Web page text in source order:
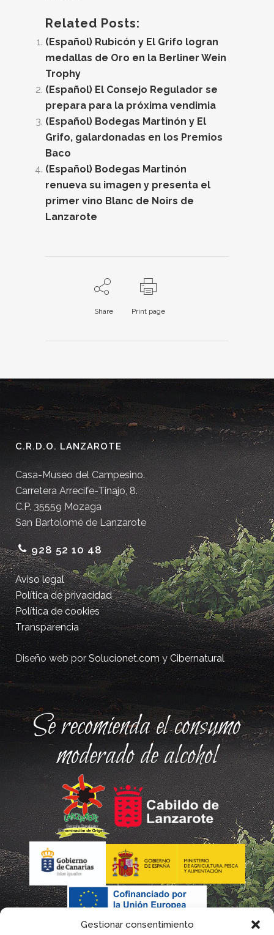
Gestionar consentimiento
Related Posts:
(Español) Rubicón y El Grifo logran
medallas de Oro en la Berliner Wein
Trophy
(Español) El Consejo Regulador se
prepara para la próxima vendimia
(Español) Bodegas Martinón y El
Grifo, galardonadas en los Premios
Baco
(Español) Bodegas Martinón
renueva su imagen y presenta el
primer vino Blanc de Noirs de
Lanzarote
Share Print page
C.R.D.O. LANZAROTE
Casa-Museo del Campesino.
Carretera Arrecife-Tinajo, 8.
C.P. 35559 Mozaga
San Bartolomé de Lanzarote
928 52 10 48
Aviso legal
Política de privacidad
Política de cookies
Transparencia
Diseño web porSolucionet.comyCibernatural
Se recomienda el consumo
moderado de alcohol